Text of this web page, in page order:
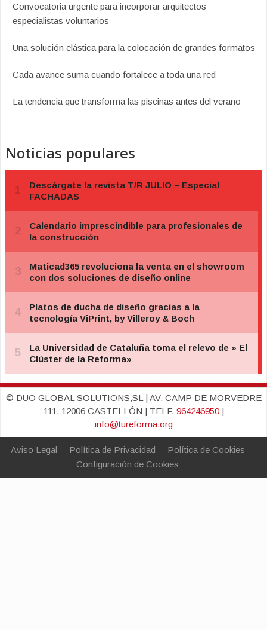
Convocatoria urgente para incorporar arquitectos
especialistas voluntarios
Una solución elástica para la colocación de grandes formatos
Cada avance suma cuando fortalece a toda una red
La tendencia que transforma las piscinas antes del verano
Noticias populares
© DUO GLOBAL SOLUTIONS,SL | AV. CAMP DE MORVEDRE
111, 12006 CASTELLÓN | TELF. 964246950|
info@tureforma.org
Aviso Legal Política de Privacidad
Política de Cookies
Configuración de Cookies